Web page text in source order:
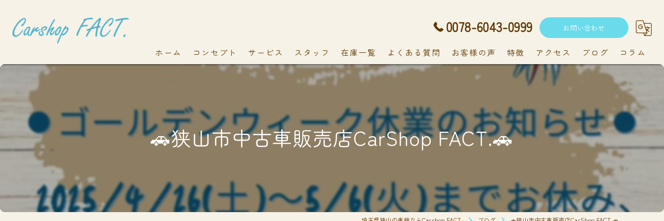
0078-6043-0999 お問い合わせ
ホーム コンセプト サービス スタッフ 在庫一覧 よくある質問 お客様の声 特徴
中古車
軽自動車
新車
アクセス ブログ コラム
🚗狭山市中古車販売店CarShop FACT.🚗